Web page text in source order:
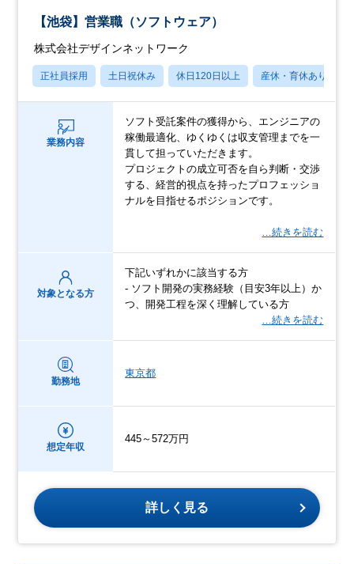
【池袋】営業職（ソフトウェア）
株式会社デザインネットワーク
正社員採用 土日祝休み 休日120日以上 産休・育休あり
業務内容
ソフト受託案件の獲得から、エンジニアの
稼働最適化、ゆくゆくは収支管理までを一
貫して担っていただきます。
プロジェクトの成立可否を自ら判断・交渉
する、経営的視点を持ったプロフェッショ
ナルを目指せるポジションです。
…続きを読む
対象となる方
下記いずれかに該当する方
- ソフト開発の実務経験（目安3年以上）か
つ、開発工程を深く理解している方
…続きを読む
勤務地
東京都
想定年収
445～572万円
詳しく見る